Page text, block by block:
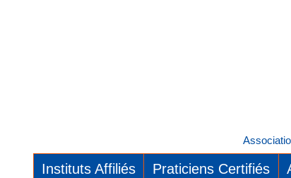
Instituts Affiliés Praticiens Certifiés